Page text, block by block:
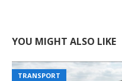
YOU MIGHT ALSO LIKE
TRANSPORT